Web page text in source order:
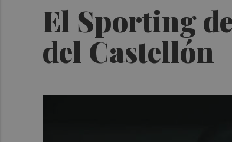
El Sporting
del Castellón